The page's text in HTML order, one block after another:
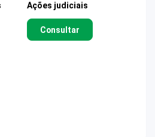
Ações judiciais
Consultar